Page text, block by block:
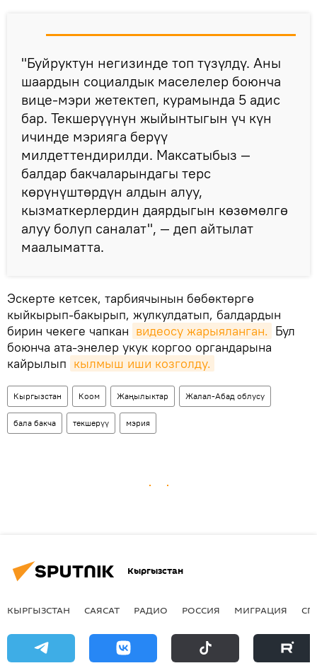
"Буйруктун негизинде топ түзүлдү. Аны
шаардын социалдык маселелер боюнча
вице-мэри жетектеп, курамында 5 адис
бар. Текшерүүнүн жыйынтыгын үч күн
ичинде мэрияга берүү
милдеттендирилди. Максатыбыз —
балдар бакчаларындагы терс
көрүнүштөрдүн алдын алуу,
кызматкерлердин даярдыгын көзөмөлгө
алуу болуп саналат", — деп айтылат
маалыматта.
Эскерте кетсек, тарбиячынын бөбөктөргө
кыйкырып-бакырып, жулкулдатып, балдардын
бирин чекеге чапкан видеосу жарыяланган. Бул
боюнча ата-энелер укук коргоо органдарына
кайрылып кылмыш иши козголду.
Кыргызстан Коом Жаңылыктар Жалал-Абад облусу
бала бакча текшерүү мэрия
Кыргызстан
КЫРГЫЗСТАН САЯСАТ РАДИО РОССИЯ МИГРАЦИЯ